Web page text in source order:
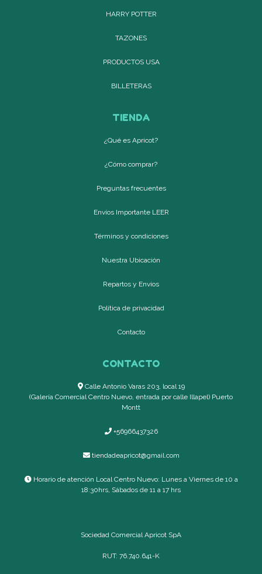
HARRY POTTER
TAZONES
PRODUCTOS USA
BILLETERAS
TIENDA
¿Qué es Apricot?
¿Cómo comprar?
Preguntas frecuentes
Envíos Importante LEER
Términos y condiciones
Nuestra Ubicación
Repartos y Envíos
Política de privacidad
Contacto
CONTACTO
Calle Antonio Varas 203, local 19
(Galería Comercial Centro Nuevo, entrada por calle Illapel) Puerto
Montt
+56966437326
tiendadeapricot@gmail.com
Horario de atención Local Centro Nuevo: Lunes a Viernes de 10 a
18:30hrs, Sábados de 11 a 17 hrs
Sociedad Comercial Apricot SpA
RUT: 76.740.641-K